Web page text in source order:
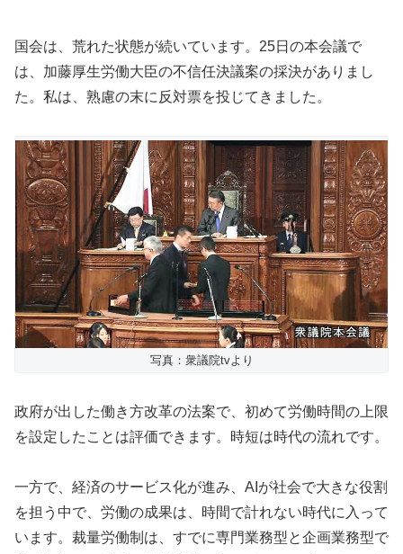
国会は、荒れた状態が続いています。25日の本会議で
は、加藤厚生労働大臣の不信任決議案の採決がありまし
た。私は、熟慮の末に反対票を投じてきました。
写真：衆議院tvより
政府が出した働き方改革の法案で、初めて労働時間の上限
を設定したことは評価できます。時短は時代の流れです。
一方で、経済のサービス化が進み、AIが社会で大きな役割
を担う中で、労働の成果は、時間で計れない時代に入って
います。裁量労働制は、すでに専門業務型と企画業務型で